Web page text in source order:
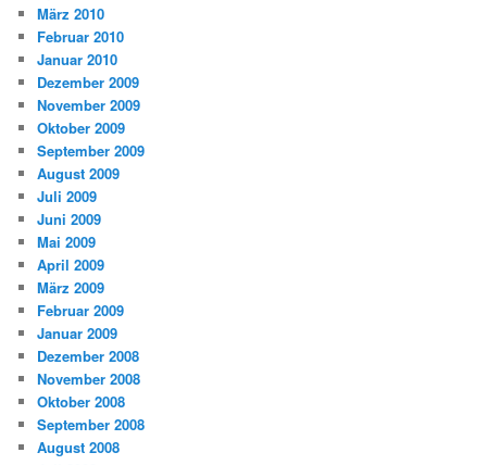
März 2010
Februar 2010
Januar 2010
Dezember 2009
November 2009
Oktober 2009
September 2009
August 2009
Juli 2009
Juni 2009
Mai 2009
April 2009
März 2009
Februar 2009
Januar 2009
Dezember 2008
November 2008
Oktober 2008
September 2008
August 2008